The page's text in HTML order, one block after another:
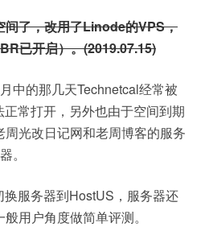
间了，改用了Linode的VPS，
已开启）。(2019.07.15)
中的那几天Technetcal经常被
常打开，另外也由于空间到期
光改日记网和老周博客的服务
。
服务器到HostUS，服务器还
用户角度做简单评测。